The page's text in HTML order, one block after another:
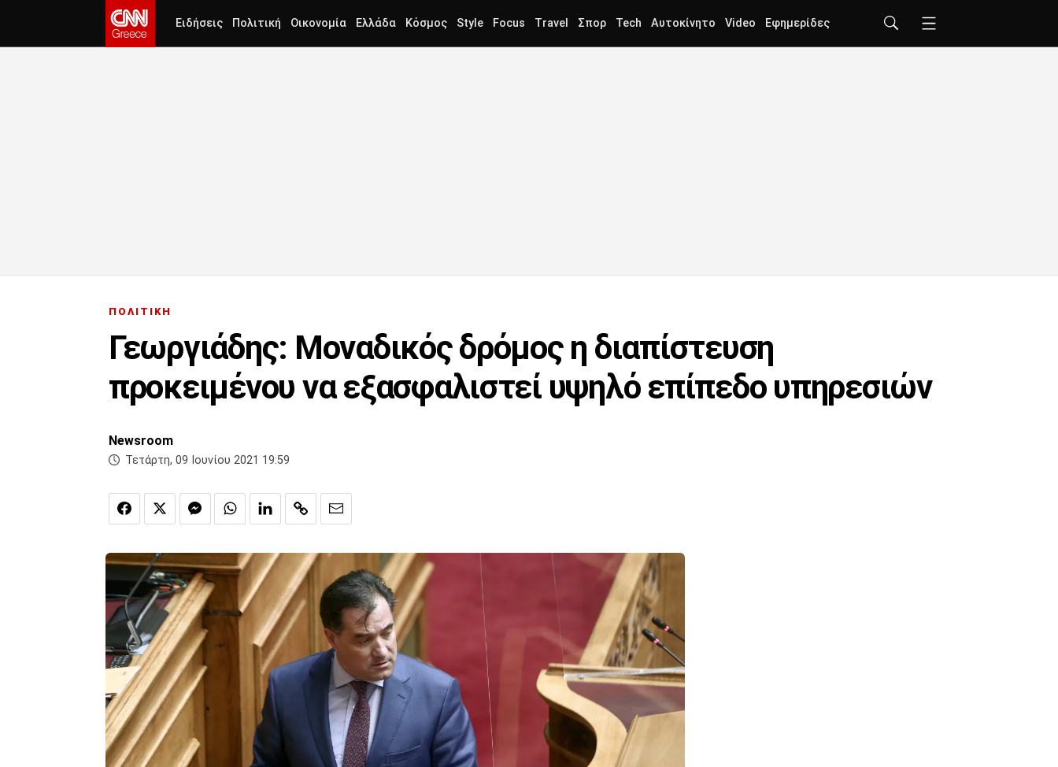
Ειδήσεις Πολιτική Οικονομία Ελλάδα Κόσμος Style Focus Travel Σπορ Tech Αυτοκίνητο Video Εφημερίδες
ΠΟΛΙΤΙΚΗ
Γεωργιάδης: Μοναδικός δρόμος η διαπίστευση
προκειμένου να εξασφαλιστεί υψηλό επίπεδο υπηρεσιών
Newsroom
Τετάρτη, 09 Ιουνίου 2021 19:59